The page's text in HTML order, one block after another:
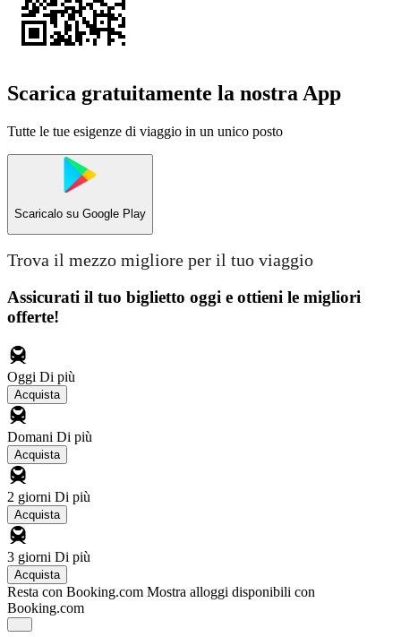
Scarica gratuitamente la nostra App
Tutte le tue esigenze di viaggio in un unico posto
Scaricalo su Google Play
Trova il mezzo migliore per il tuo viaggio
Assicurati il ​​tuo biglietto oggi e ottieni le migliori
offerte!
Oggi Di più
Acquista
Domani Di più
Acquista
2 giorni Di più
Acquista
3 giorni Di più
Acquista
Resta con Booking.com Mostra alloggi disponibili con
Booking.com